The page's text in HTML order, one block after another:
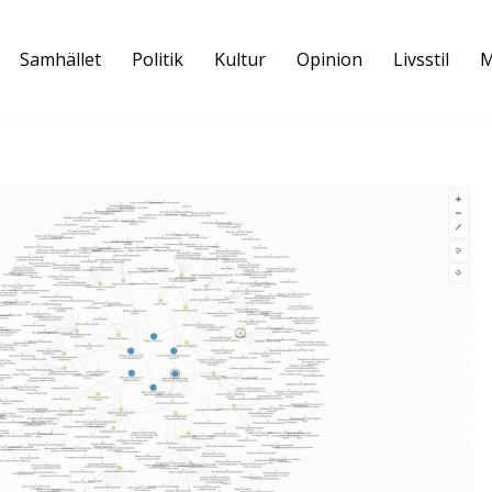
Samhället Politik Kultur Opinion Livsstil